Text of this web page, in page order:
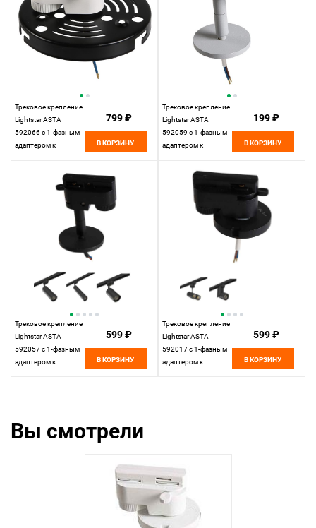
Трековое крепление
Lightstar ASTA
592066 с 1-фазным
адаптером к
799 ₽
В КОРЗИНУ
Трековое крепление
Lightstar ASTA
592059 с 1-фазным
адаптером к
СЕРЫЙ, шт
199 ₽
В КОРЗИНУ
Трековое крепление
Lightstar ASTA
592057 с 1-фазным
адаптером к
599 ₽
В КОРЗИНУ
Трековое крепление
Lightstar ASTA
592017 с 1-фазным
адаптером к
599 ₽
В КОРЗИНУ
Вы смотрели